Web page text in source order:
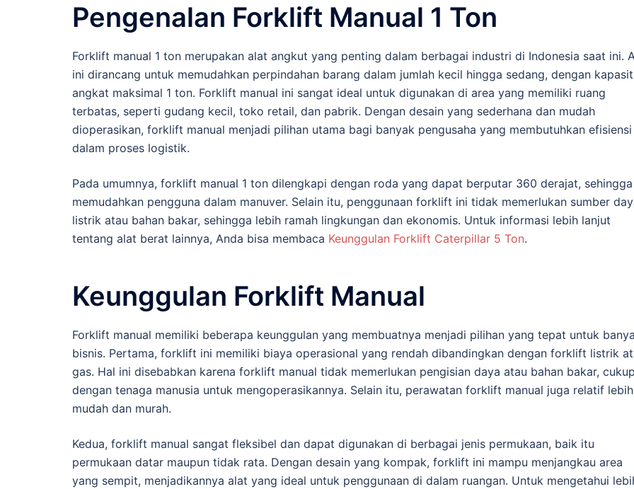
Pengenalan Forklift Manual 1 Ton
Forklift manual 1 ton merupakan alat angkut yang penting dalam berbagai industri di Indonesia saat ini.
ini dirancang untuk memudahkan perpindahan barang dalam jumlah kecil hingga sedang, dengan
angkat maksimal 1 ton. Forklift manual ini sangat ideal untuk digunakan di area yang memiliki ruang
terbatas, seperti gudang kecil, toko retail, dan pabrik. Dengan desain yang sederhana dan mudah
dioperasikan, forklift manual menjadi pilihan utama bagi banyak pengusaha yang membutuhkan efisiensi
dalam proses logistik.
Pada umumnya, forklift manual 1 ton dilengkapi dengan roda yang dapat berputar 360 derajat, sehingga
memudahkan pengguna dalam manuver. Selain itu, penggunaan forklift ini tidak memerlukan sumber
listrik atau bahan bakar, sehingga lebih ramah lingkungan dan ekonomis. Untuk informasi lebih lanjut
tentang alat berat lainnya, Anda bisa membaca Keunggulan Forklift Caterpillar 5 Ton.
Keunggulan Forklift Manual
Forklift manual memiliki beberapa keunggulan yang membuatnya menjadi pilihan yang tepat untuk
bisnis. Pertama, forklift ini memiliki biaya operasional yang rendah dibandingkan dengan forklift listrik
gas. Hal ini disebabkan karena forklift manual tidak memerlukan pengisian daya atau bahan bakar,
dengan tenaga manusia untuk mengoperasikannya. Selain itu, perawatan forklift manual juga relatif lebih
mudah dan murah.
Kedua, forklift manual sangat fleksibel dan dapat digunakan di berbagai jenis permukaan, baik itu
permukaan datar maupun tidak rata. Dengan desain yang kompak, forklift ini mampu menjangkau area
yang sempit, menjadikannya alat yang ideal untuk penggunaan di dalam ruangan. Untuk mengetahui